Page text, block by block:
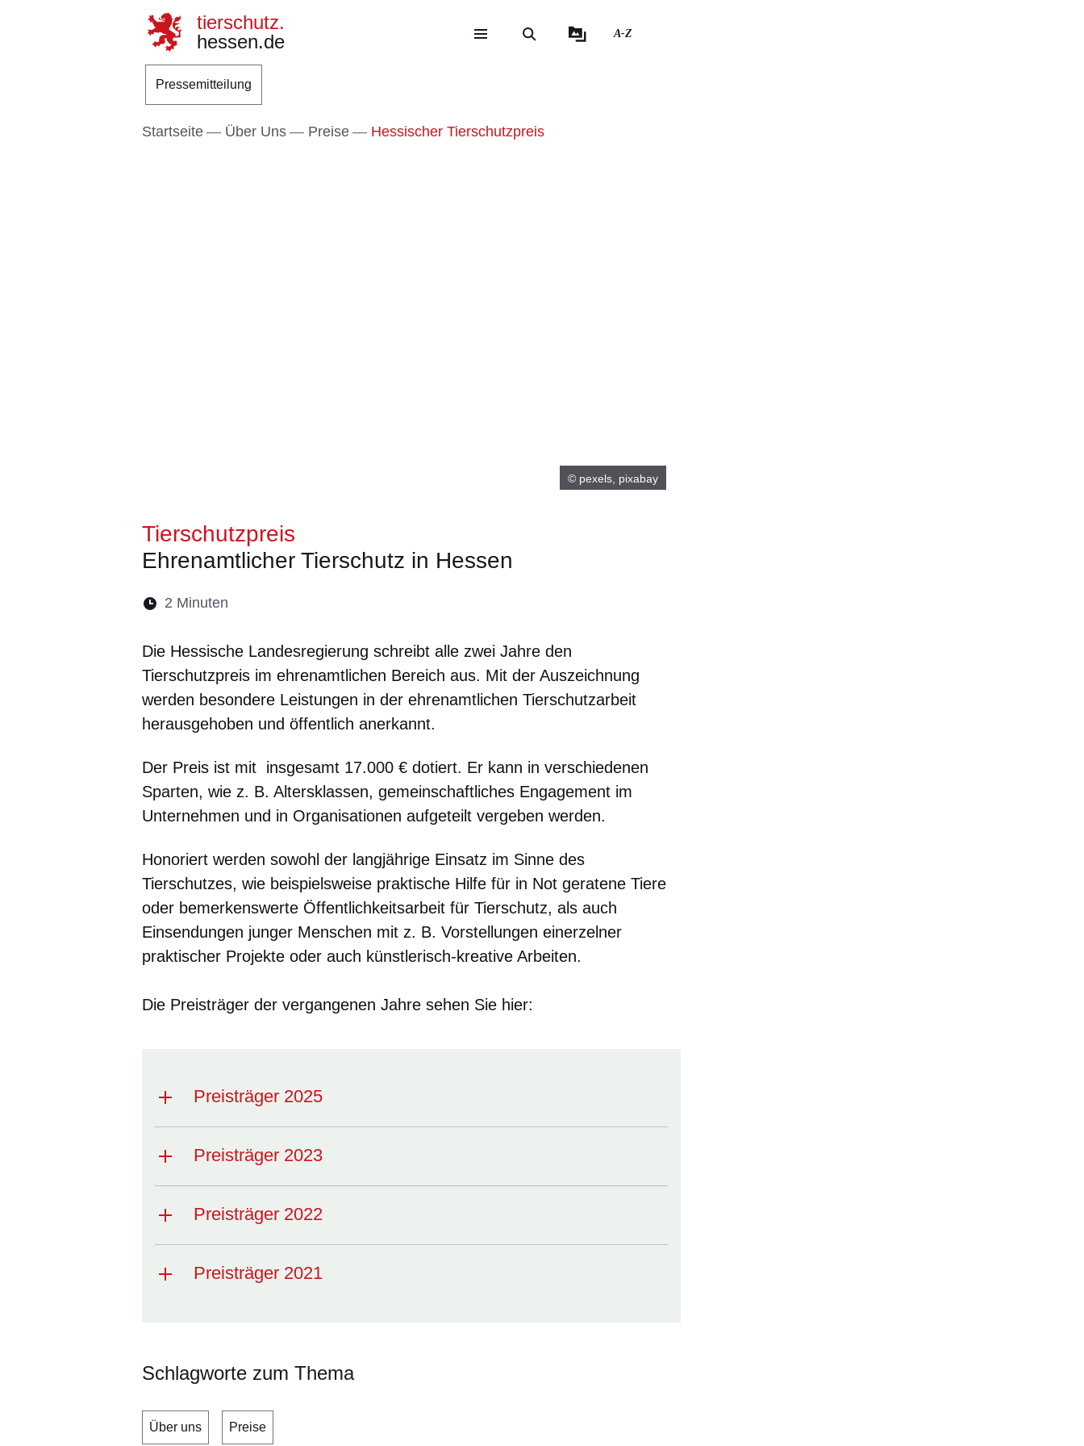
Direkt zum Kopf der Seite
Direkt zum Inhalt
Direkt zum Fuß der Seite
tierschutz.
hessen.de
A-Z
Pressemitteilung
Startseite Über Uns Preise Hessischer Tierschutzpreis
© pexels, pixabay
Tierschutzpreis
Ehrenamtlicher Tierschutz in Hessen
Lesedauer:
2 Minuten
Die Hessische Landesregierung schreibt alle zwei Jahre den
Tierschutzpreis im ehrenamtlichen Bereich aus. Mit der Auszeichnung
werden besondere Leistungen in der ehrenamtlichen Tierschutzarbeit
herausgehoben und öffentlich anerkannt.
Der Preis ist mit insgesamt 17.000 € dotiert. Er kann in verschiedenen
Sparten, wie z. B. Altersklassen, gemeinschaftliches Engagement im
Unternehmen und in Organisationen aufgeteilt vergeben werden.
Honoriert werden sowohl der langjährige Einsatz im Sinne des
Tierschutzes, wie beispielsweise praktische Hilfe für in Not geratene Tiere
oder bemerkenswerte Öffentlichkeitsarbeit für Tierschutz, als auch
Einsendungen junger Menschen mit z. B. Vorstellungen einerzelner
praktischer Projekte oder auch künstlerisch-kreative Arbeiten.
Die Preisträger der vergangenen Jahre sehen Sie hier:
Preisträger 2025
Preisträger 2023
Preisträger 2022
Preisträger 2021
Schlagworte zum Thema
Über uns Preise